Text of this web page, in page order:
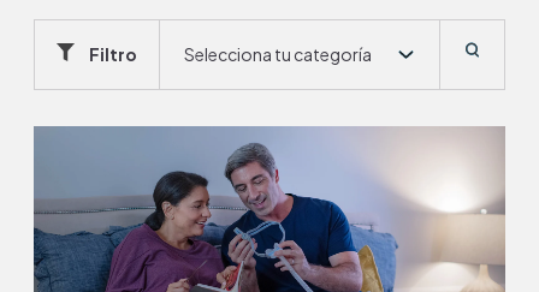
Filtro Selecciona tu categoría